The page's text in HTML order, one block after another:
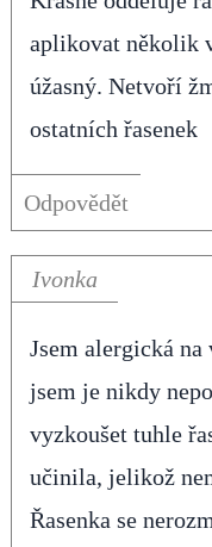
aplikovat několik
úžasný. Netvoří
ostatních řasenek
Odpovědět
Ivonka
Jsem alergická na
jsem je nikdy
vyzkoušet tuhle
učinila, jelikož
Řasenka se